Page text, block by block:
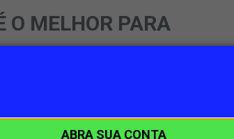
ABRA SUA CONTA
O MELHOR PARA
pagas, sem carência;